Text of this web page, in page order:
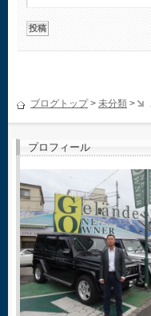
ブログトップ> 未分類 >
プロフィール